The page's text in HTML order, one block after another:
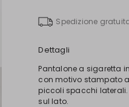
Spedizione
Dettagli
Pantalone a sigaretta
con motivo stampato
piccoli spacchi
sul lato.